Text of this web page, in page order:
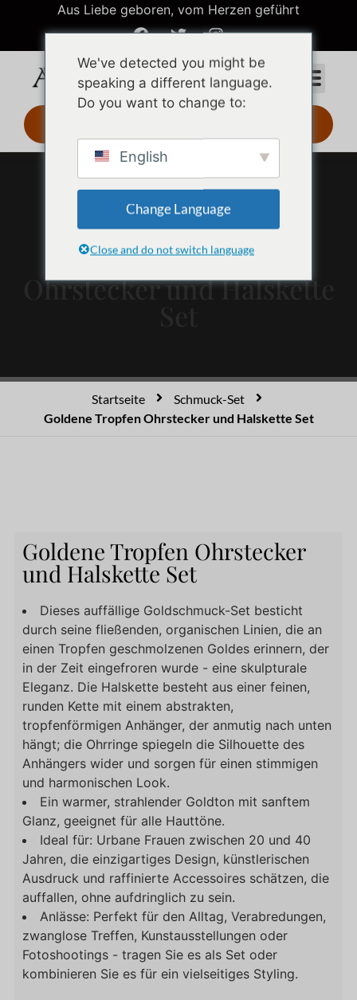
Aus Liebe geboren, vom Herzen geführt
Goldene Tropfen
Ohrstecker und Halskette
Startseite
Schmuck-Set
Goldene Tropfen Ohrstecker und Halskette Set
Goldene Tropfen Ohrstecker
und Halskette Set
Dieses auffällige Goldschmuck-Set besticht
durch seine fließenden, organischen Linien, die an
einen Tropfen geschmolzenen Goldes erinnern, der
in der Zeit eingefroren wurde - eine skulpturale
Eleganz. Die Halskette besteht aus einer feinen,
runden Kette mit einem abstrakten,
tropfenförmigen Anhänger, der anmutig nach unten
hängt; die Ohrringe spiegeln die Silhouette des
Anhängers wider und sorgen für einen stimmigen
und harmonischen Look.
Ein warmer, strahlender Goldton mit sanftem
Glanz, geeignet für alle Hauttöne.
Ideal für: Urbane Frauen zwischen 20 und 40
Jahren, die einzigartiges Design, künstlerischen
Ausdruck und raffinierte Accessoires schätzen, die
auffallen, ohne aufdringlich zu sein.
Anlässe: Perfekt für den Alltag, Verabredungen,
zwanglose Treffen, Kunstausstellungen oder
Fotoshootings - tragen Sie es als Set oder
kombinieren Sie es für ein vielseitiges Styling.
We've detected you might be
speaking a different language.
Do you want to change to:
English
Change Language
Close and do not switch language